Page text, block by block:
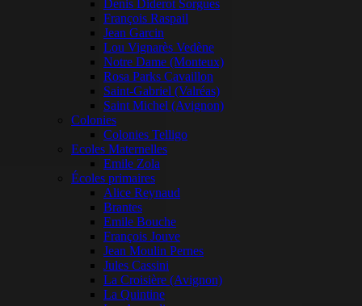
Denis Diderot Sorgues
François Raspail
Jean Garcin
Lou Vignarès Vedène
Notre Dame (Monteux)
Rosa Parks Cavaillon
Saint-Gabriel (Valréas)
Saint Michel (Avignon)
Colonies
Colonies Telligo
Ecoles Maternelles
Emile Zola
Écoles primaires
Alice Reynaud
Brantes
Emile Bouche
François Jouve
Jean Moulin Pernes
Jules Cassini
La Croisière (Avignon)
La Quintine